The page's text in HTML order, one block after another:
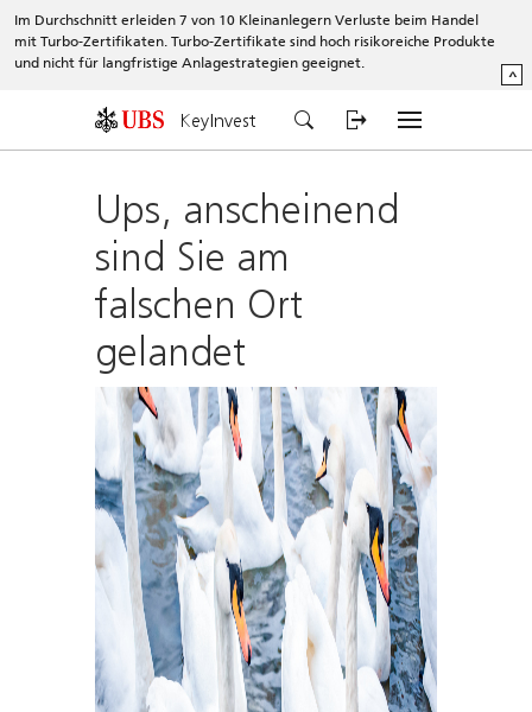
Im Durchschnitt erleiden 7 von 10 Kleinanlegern Verluste beim Handel
mit Turbo-Zertifikaten. Turbo-Zertifikate sind hoch risikoreiche Produkte
und nicht für langfristige Anlagestrategien geeignet.
^
KeyInvest
Ups, anscheinend
sind Sie am
falschen Ort
gelandet